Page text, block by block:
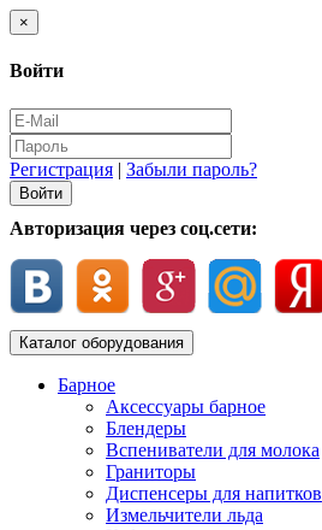
×
Войти
Регистрация | Забыли пароль?
Авторизация через соц.сети:
Каталог оборудования
Барное
Аксессуары барное
Блендеры
Вспениватели для молока
Граниторы
Диспенсеры для напитков
Измельчители льда